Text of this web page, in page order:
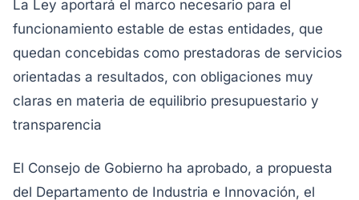
La Ley aportará el marco necesario para el
funcionamiento estable de estas entidades, que
quedan concebidas como prestadoras de servicios
orientadas a resultados, con obligaciones muy
claras en materia de equilibrio presupuestario y
transparencia
El Consejo de Gobierno ha aprobado, a propuesta
del Departamento de Industria e Innovación, el